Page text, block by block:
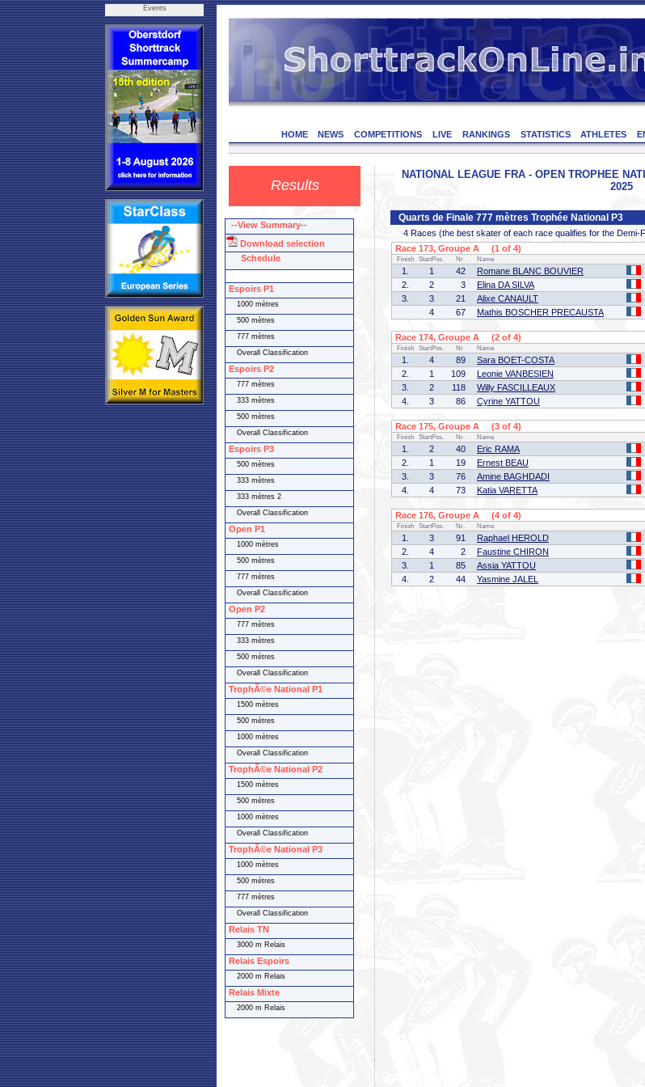
Events
HOME NEWS COMPETITIONS LIVE RANKINGS STATISTICS ATHLETES
Results
NATIONAL LEAGUE FRA - OPEN TROPHEE
2025
Quarts de Finale 777 mètres Trophée National P3
4 Races (the best skater of each race qualifies for the Demi-
Race 173, Groupe A (1 of 4)
Finish StartPos. Nr. Name
1. 1 42 Romane BLANC BOUVIER
2.
2 3 Elina DA SILVA
3.
3 21 Alixe CANAULT
4
67 Mathis BOSCHER PRECAUSTA
Race 174, Groupe A (2 of 4)
Finish StartPos. Nr. Name
1. 4 89 Sara BOET-COSTA
2.
1 109 Leonie VANBESIEN
3.
2 118 Willy FASCILLEAUX
4.
3 86 Cyrine YATTOU
Race 175, Groupe A (3 of 4)
Finish StartPos. Nr. Name
1. 2 40 Eric RAMA
2.
1 19 Ernest BEAU
3.
3 76 Amine BAGHDADI
4.
4 73 Katia VARETTA
Race 176, Groupe A (4 of 4)
Finish StartPos. Nr. Name
1. 3 91 Raphael HEROLD
2.
4 2 Faustine CHIRON
3.
1 85 Assia YATTOU
4.
2 44 Yasmine JALEL
--View Summary--
Download selection
Schedule
Espoirs P1
1000 mètres
500 mètres
777 mètres
Overall Classification
Espoirs P2
777 mètres
333 mètres
500 mètres
Overall Classification
Espoirs P3
500 mètres
333 mètres
333 mètres 2
Overall Classification
Open P1
1000 mètres
500 mètres
777 mètres
Overall Classification
Open P2
777 mètres
333 mètres
500 mètres
Overall Classification
TrophÃ©e National P1
1500 mètres
500 mètres
1000 mètres
Overall Classification
TrophÃ©e National P2
1500 mètres
500 mètres
1000 mètres
Overall Classification
TrophÃ©e National P3
1000 mètres
500 mètres
777 mètres
Overall Classification
Relais TN
3000 m Relais
Relais Espoirs
2000 m Relais
Relais Mixte
2000 m Relais